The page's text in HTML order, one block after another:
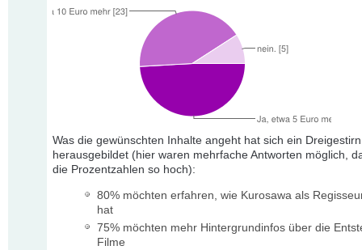
Was die gewünschten Inhalte angeht hat sich ein Dreigestirn
herausgebildet (hier waren mehrfache Antworten möglich,
die Prozentzahlen so hoch):
80% möchten erfahren, wie Kurosawa als
hat
75% möchten mehr Hintergrundinfos über die
Filme